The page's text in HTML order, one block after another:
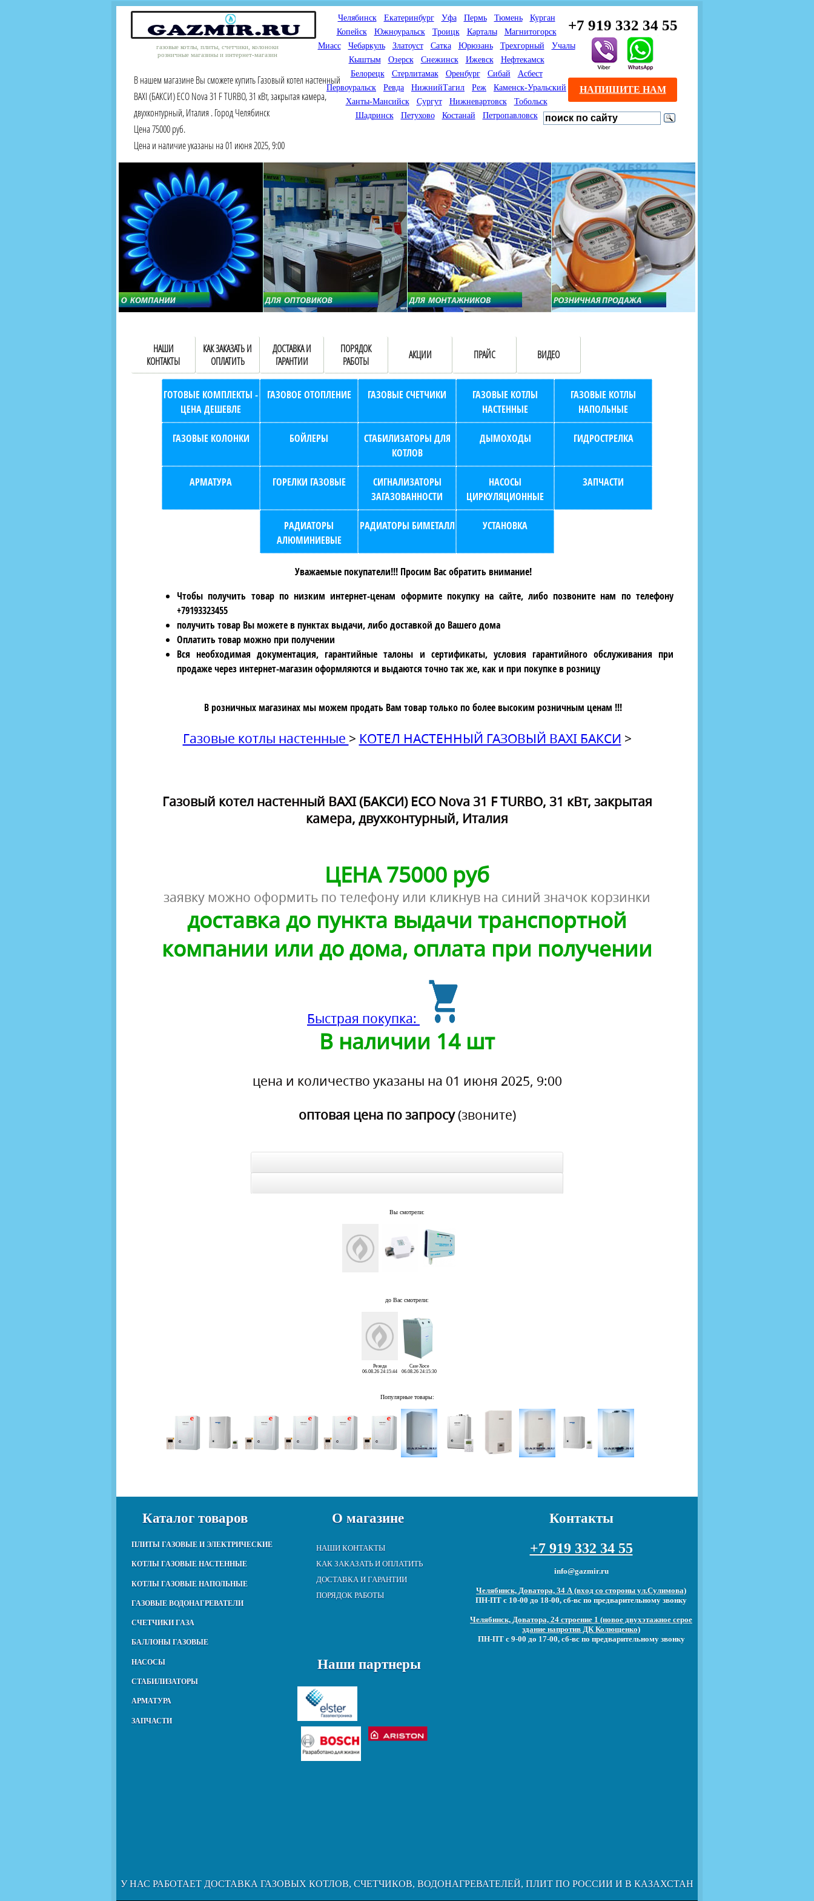
газовые котлы, плиты, счетчики, колоноки
розничные магазины и интернет-магазин
+7 919 332 34 55
Челябинск Екатеринбург Уфа Пермь Тюмень
Курган
Копейск
Южноуральск Троицк Карталы
Магнитогорск
Миасс
Чебаркуль Златоуст Сатка Юрюзань Трехгорный
Учалы
Кыштым
Озерск Снежинск Ижевск
Нефтекамск
Белорецк
Стерлитамак Оренбург Сибай
Асбест
Первоуральск
Ревда НижнийТагил Реж
Каменск-Уральский
Ханты-Мансийск
Сургут Нижневартовск
Тобольск
Шадринск
Петухово Костанай Петропавловск
В нашем магазине Вы сможете купить Газовый котел настенный
BAXI (БАКСИ) ECO Nova 31 F TURBO, 31 кВт, закрытая камера,
двухконтурный, Италия . Город Челябинск
Цена 75000 руб.
Цена и наличие указаны на 01 июня 2025, 9:00
НАПИШИТЕ НАМ
Мы продаем газовые котлы
для отопления,
водонагреватели, счетчики
газа с доставкой по городам
России и Казахстана
Мы специализируемся на
снабжении магазинов
газового оборудования.
Предлагаем полный
ассортимент товара для
открытия магазина газового
оборудования в Вашем
городе. Мы знаем что будет
продаваться.
Предлагаем взаимовыгодное
сотрудничество
монтажникам газового
оборудования. Если Вы
занимаетесь установкой
газового оборудования, мы
предлагаем Вам оптовые
цены и документарное
сопровождение Ваших
продаж (берем всю
бухгалтерию "на себя")
НАШИ
КОНТАКТЫ
КАК ЗАКАЗАТЬ И
ОПЛАТИТЬ
ДОСТАВКА И
ГАРАНТИИ
ПОРЯДОК
РАБОТЫ
АКЦИИ ПРАЙС ВИДЕО
ГОТОВЫЕ КОМПЛЕКТЫ -
ЦЕНА ДЕШЕВЛЕ
ГАЗОВОЕ ОТОПЛЕНИЕ ГАЗОВЫЕ СЧЕТЧИКИ
ГАЗОВЫЕ КОТЛЫ
НАСТЕННЫЕ
ГАЗОВЫЕ КОТЛЫ
НАПОЛЬНЫЕ
ГАЗОВЫЕ КОЛОНКИ БОЙЛЕРЫ
СТАБИЛИЗАТОРЫ ДЛЯ
КОТЛОВ
ДЫМОХОДЫ ГИДРОСТРЕЛКА
АРМАТУРА ГОРЕЛКИ ГАЗОВЫЕ
СИГНАЛИЗАТОРЫ
ЗАГАЗОВАННОСТИ
НАСОСЫ
ЦИРКУЛЯЦИОННЫЕ
ЗАПЧАСТИ
РАДИАТОРЫ
АЛЮМИНИЕВЫЕ
РАДИАТОРЫ БИМЕТАЛЛ УСТАНОВКА
Уважаемые покупатели!!! Просим Вас обратить внимание!
Чтобы получить товар по низким интернет-ценам оформите покупку на сайте, либо позвоните нам по телефону
+79193323455
получить товар Вы можете в пунктах выдачи, либо доставкой до Вашего дома
Оплатить товар можно при получении
Вся необходимая документация, гарантийные талоны и сертификаты, условия гарантийного обслуживания при
продаже через интернет-магазин оформляются и выдаются точно так же, как и при покупке в розницу
В розничных магазинах мы можем продать Вам товар только по более высоким розничным ценам !!!
Газовые котлы настенные > КОТЕЛ НАСТЕННЫЙ ГАЗОВЫЙ BAXI БАКСИ >
Газовый котел настенный BAXI (БАКСИ) ECO Nova 31 F TURBO, 31 кВт, закрытая
камера, двухконтурный, Италия
ЦЕНА 75000 руб
заявку можно оформить по телефону или кликнув на синий значок корзинки
доставка до пункта выдачи транспортной
компании или до дома, оплата при получении
Быстрая покупка:
В наличии 14 шт
цена и количество указаны на 01 июня 2025, 9:00
оптовая цена по запросу(звоните)
Вы смотрели:
до Вас смотрели:
Резеда
06.08.26 24:15:44
Сан-Хосе
06.08.26 24:15:30
Популярные товары:
Каталог товаров
ПЛИТЫ ГАЗОВЫЕ И ЭЛЕКТРИЧЕСКИЕ
КОТЛЫ ГАЗОВЫЕ НАСТЕННЫЕ
КОТЛЫ ГАЗОВЫЕ НАПОЛЬНЫЕ
ГАЗОВЫЕ ВОДОНАГРЕВАТЕЛИ
СЧЕТЧИКИ ГАЗА
БАЛЛОНЫ ГАЗОВЫЕ
НАСОСЫ
СТАБИЛИЗАТОРЫ
АРМАТУРА
ЗАПЧАСТИ
О магазине
НАШИ КОНТАКТЫ
КАК ЗАКАЗАТЬ И ОПЛАТИТЬ
ДОСТАВКА И ГАРАНТИИ
ПОРЯДОК РАБОТЫ
Наши партнеры
Контакты
+7 919 332 34 55
info@gazmir.ru
Челябинск, Доватора, 34 А (вход со стороны ул.Сулимова)
ПН-ПТ с 10-00 до 18-00, сб-вс по предварительному звонку
Челябинск, Доватора, 24 строение 1 (новое двухэтажное серое
здание напротив ДК Колющенко)
ПН-ПТ с 9-00 до 17-00, сб-вс по предварительному звонку
У НАС РАБОТАЕТ ДОСТАВКА ГАЗОВЫХ КОТЛОВ, СЧЕТЧИКОВ, ВОДОНАГРЕВАТЕЛЕЙ, ПЛИТ ПО РОССИИ И В КАЗАХСТАН